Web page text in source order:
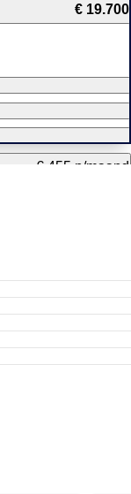
€ 19.700
€ 455 p/maand